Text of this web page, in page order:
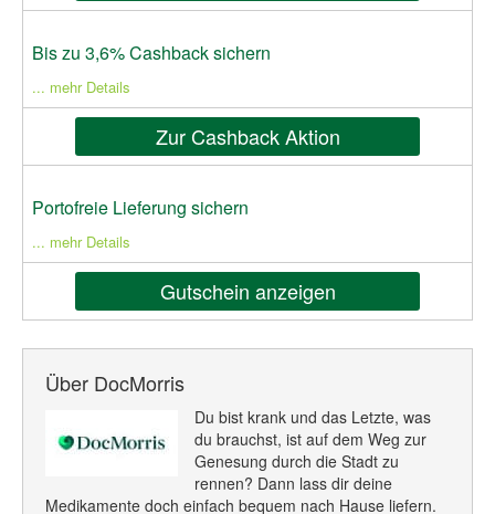
Bis zu 3,6% Cashback sichern
... mehr Details
Zur Cashback Aktion
Portofreie Lieferung sichern
... mehr Details
Gutschein anzeigen
Über DocMorris
Du bist krank und das Letzte, was
du brauchst, ist auf dem Weg zur
Genesung durch die Stadt zu
rennen? Dann lass dir deine
Medikamente doch einfach bequem nach Hause liefern.